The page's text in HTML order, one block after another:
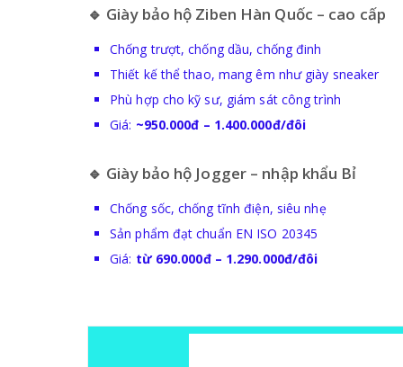
🔹 Giày bảo hộ Ziben Hàn Quốc – cao cấp
Chống trượt, chống dầu, chống đinh
Thiết kế thể thao, mang êm như giày sneaker
Phù hợp cho kỹ sư, giám sát công trình
Giá: ~950.000đ – 1.400.000đ/đôi
🔹 Giày bảo hộ Jogger – nhập khẩu Bỉ
Chống sốc, chống tĩnh điện, siêu nhẹ
Sản phẩm đạt chuẩn EN ISO 20345
Giá: từ 690.000đ – 1.290.000đ/đôi